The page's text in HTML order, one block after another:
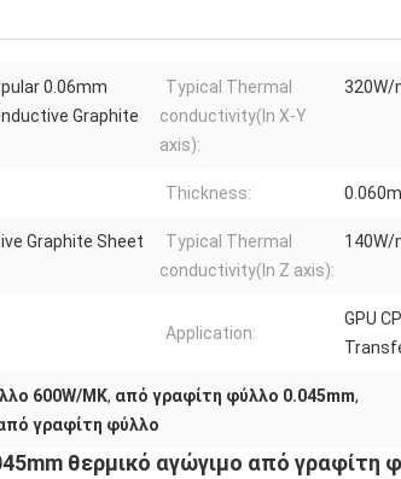
0.06mm
Graphite
Typical Thermal
conductivity(In X-Y
axis):
320W/
Thickness:
Graphite Sheet
Typical Thermal
conductivity(In Z axis):
140W/
Application:
GPU
600W/MK, από γραφίτη φύλλο 0.045mm,
γραφίτη φύλλο
θερμικό αγώγιμο από γραφίτη